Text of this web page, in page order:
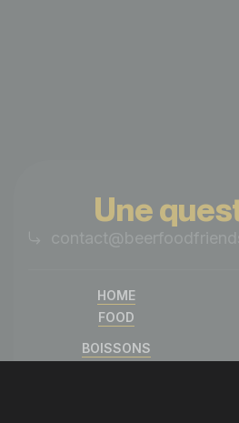
Une
HOME
FOOD
BOISSONS